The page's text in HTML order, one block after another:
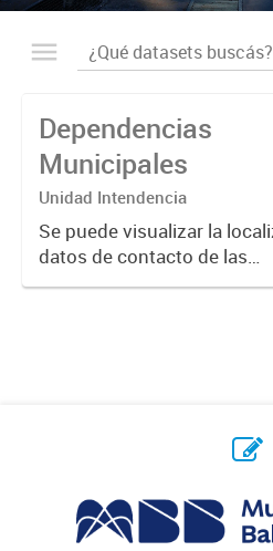
Dependencias
Municipales
Unidad Intendencia
Se puede visualizar la
datos de contacto de las
dependencias municipales